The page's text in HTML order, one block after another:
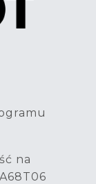
na